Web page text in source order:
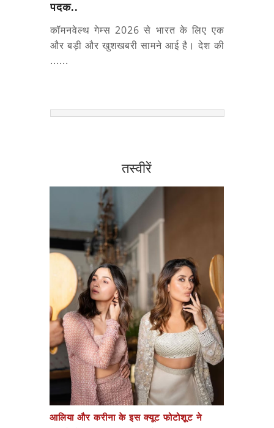
पदक..
कॉमनवेल्थ गेम्स 2026 से भारत के लिए एक
और बड़ी और खुशखबरी सामने आई है। देश की
......
तस्वीरें
आलिया और करीना के इस क्यूट फोटोशूट ने